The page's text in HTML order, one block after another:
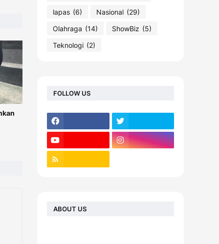
lapas (6) Nasional (29)
Olahraga (14) ShowBiz (5)
Teknologi (2)
FOLLOW US
ABOUT US